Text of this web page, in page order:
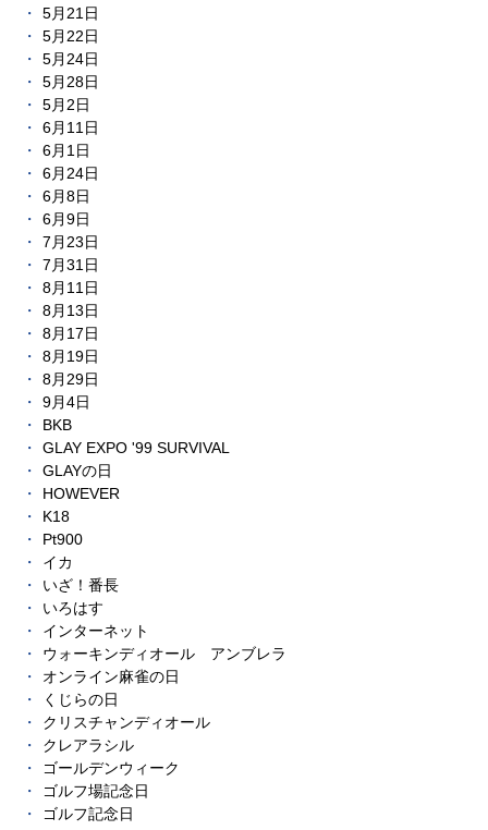
5月21日
5月22日
5月24日
5月28日
5月2日
6月11日
6月1日
6月24日
6月8日
6月9日
7月23日
7月31日
8月11日
8月13日
8月17日
8月19日
8月29日
9月4日
BKB
GLAY EXPO '99 SURVIVAL
GLAYの日
HOWEVER
K18
Pt900
イカ
いざ！番長
いろはす
インターネット
ウォーキンディオール アンブレラ
オンライン麻雀の日
くじらの日
クリスチャンディオール
クレアラシル
ゴールデンウィーク
ゴルフ場記念日
ゴルフ記念日